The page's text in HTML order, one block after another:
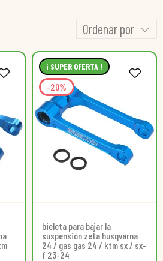
Ordenar por
¡ SUPER OFERTA !
-20%
bieleta para bajar la
suspensión zeta husqvarna
24 / gas gas 24 / ktm sx / sx-
f 23-24